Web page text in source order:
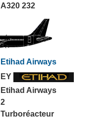
A320 232
Etihad Airways
EY
Etihad Airways
2
Turboréacteur